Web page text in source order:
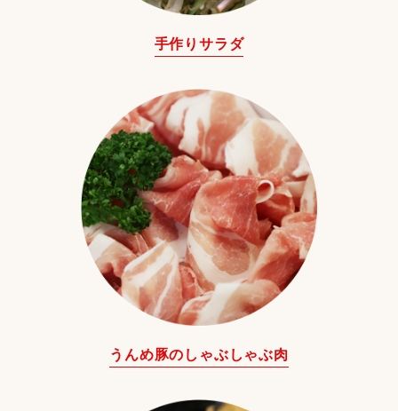
手作りサラダ
うんめ豚のしゃぶしゃぶ肉